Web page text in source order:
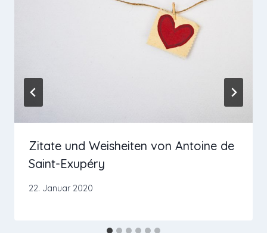
Zitate und Weisheiten von Antoine de
Saint-Exupéry
22. Januar 2020